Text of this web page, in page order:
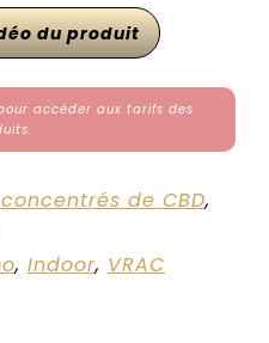
du produit
accéder aux tarifs des
de CBD,
, Indoor, VRAC